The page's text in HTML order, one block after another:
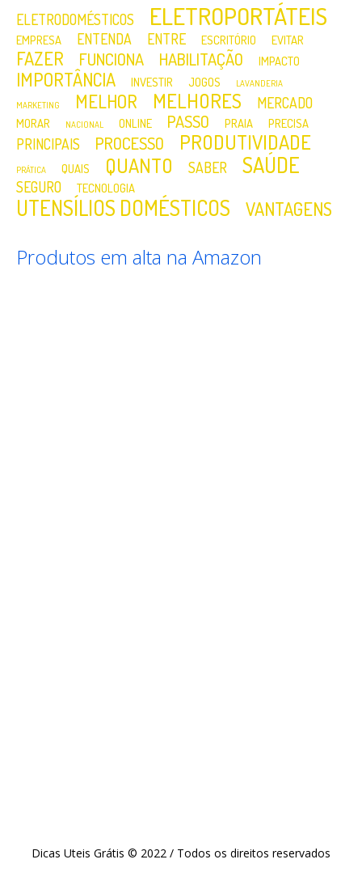
ELETRODOMÉSTICOS ELETROPORTÁTEIS
EMPRESA ENTENDA ENTRE ESCRITÓRIO EVITAR
FAZER FUNCIONA HABILITAÇÃO IMPACTO
IMPORTÂNCIA INVESTIR JOGOS
LAVANDERIA
MARKETING
MELHOR MELHORES MERCADO
MORAR NACIONAL ONLINE PASSO PRAIA PRECISA
PRINCIPAIS PROCESSO PRODUTIVIDADE
PRÁTICA QUAIS QUANTO SABER SAÚDE
SEGURO TECNOLOGIA
UTENSÍLIOS DOMÉSTICOS VANTAGENS
Produtos em alta na Amazon
Dicas Uteis Grátis © 2022 / Todos os direitos reservados